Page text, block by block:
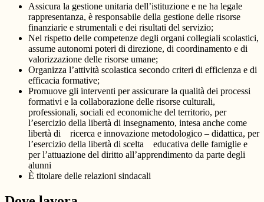
Assicura la gestione unitaria dell’istituzione e ne ha legale
rappresentanza, è responsabile della gestione delle risorse
finanziarie e strumentali e dei risultati del servizio;
Nel rispetto delle competenze degli organi collegiali scolastici,
assume autonomi poteri di direzione, di coordinamento e di
valorizzazione delle risorse umane;
Organizza l’attività scolastica secondo criteri di efficienza e di
efficacia formative;
Promuove gli interventi per assicurare la qualità dei processi
formativi e la collaborazione delle risorse culturali,
professionali, sociali ed economiche del territorio, per
l’esercizio della libertà di insegnamento, intesa anche come
libertà di ricerca e innovazione metodologico – didattica, per
l’esercizio della libertà di scelta educativa delle famiglie e
per l’attuazione del diritto all’apprendimento da parte degli
alunni
È titolare delle relazioni sindacali